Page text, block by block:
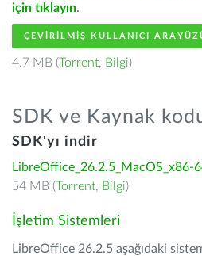
için tıklayın.
ÇEVIRILMIŞ KULLANICI
4.7 MB (Torrent, Bilgi)
SDK ve Kaynak
SDK'yı indir
LibreOffice_26.2.5_MacOS_x86-
54 MB (Torrent, Bilgi)
İşletim Sistemleri
LibreOffice 26.2.5 aşağıdaki